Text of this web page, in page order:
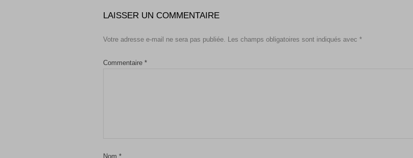
LAISSER UN COMMENTAIRE
Votre adresse e-mail ne sera pas publiée. Les champs obligatoires sont indiqués avec *
Commentaire *
Nom *